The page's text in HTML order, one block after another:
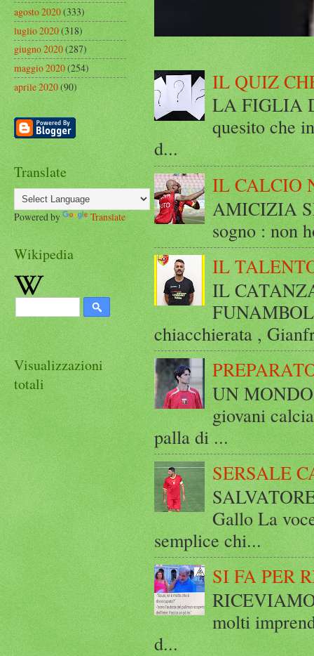
IL QUIZ
LA FIGLIA
quesito che
d...
IL CALCIO
AMICIZIA
sogno : non
IL
IL
chiacchierata ,
UN
giovani
palla di ...
SERSALE
Gallo La
semplice chi...
SI FA PER
molti
d...
agosto 2020(333)
luglio 2020(318)
giugno 2020(287)
maggio 2020(254)
aprile 2020(90)
Translate
Powered by Translate
Wikipedia
Visualizzazioni
totali